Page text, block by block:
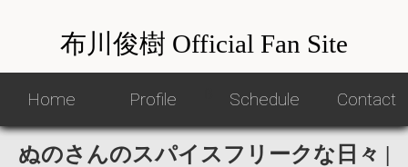
布川俊樹 Official Fan Site
Home Profile Schedule Contact
ぬのさんのスパイスフリークな日々 |
Home Profile Schedule Contact